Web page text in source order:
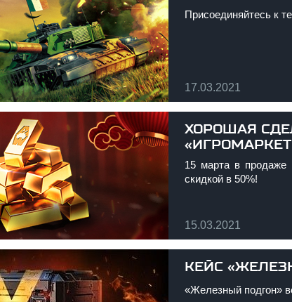
17.03.2021
Присоединяйтесь к
ХОРОШАЯ
15.03.2021
15 марта в продаже
скидкой в 50%!
КЕЙС
«Железный подгон»